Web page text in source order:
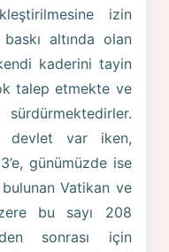
izin
altında olan
kaderini tayin
talep etmekte ve
devlet var iken,
günümüzde ise
Vatikan ve
bu sayı 208
sonrası için